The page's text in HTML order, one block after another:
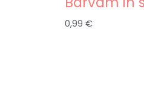
0,99€